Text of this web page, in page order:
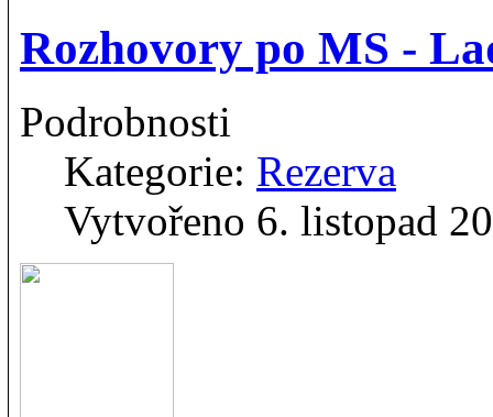
Rozhovory po MS -
Podrobnosti
Kategorie: Rezerva
Vytvořeno 6. listopad